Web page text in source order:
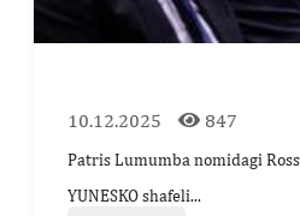
10.12.2025 847
Patris Lumumba nomidagi
YUNESKO shafeli...